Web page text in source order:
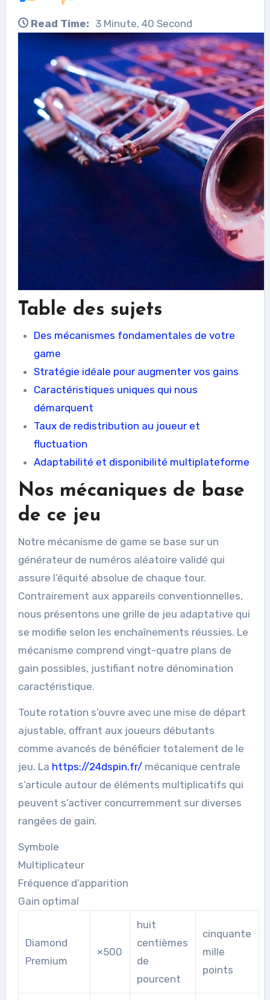
Read Time: 3 Minute, 40 Second
Table des sujets
Des mécanismes fondamentales de votre
game
Stratégie idéale pour augmenter vos gains
Caractéristiques uniques qui nous
démarquent
Taux de redistribution au joueur et
fluctuation
Adaptabilité et disponibilité multiplateforme
Nos mécaniques de base
de ce jeu
Notre mécanisme de game se base sur un
générateur de numéros aléatoire validé qui
assure l’équité absolue de chaque tour.
Contrairement aux appareils conventionnelles,
nous présentons une grille de jeu adaptative qui
se modifie selon les enchaînements réussies. Le
mécanisme comprend vingt-quatre plans de
gain possibles, justifiant notre dénomination
caractéristique.
Toute rotation s’ouvre avec une mise de départ
ajustable, offrant aux joueurs débutants
comme avancés de bénéficier totalement de le
jeu. La https://24dspin.fr/mécanique centrale
s’articule autour de éléments multiplicatifs qui
peuvent s’activer concurremment sur diverses
rangées de gain.
Symbole
Multiplicateur
Fréquence d’apparition
Gain optimal
Diamond
Premium
×500
huit
centièmes
de
pourcent
cinquante
mille
points